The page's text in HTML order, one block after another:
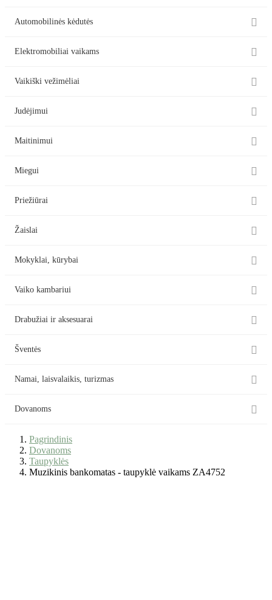
Automobilinės kėdutės 
Elektromobiliai vaikams 
Vaikiški vežimėliai 
Judėjimui 
Maitinimui 
Miegui 
Priežiūrai 
Žaislai 
Mokyklai, kūrybai 
Vaiko kambariui 
Drabužiai ir aksesuarai 
Šventės 
Namai, laisvalaikis, turizmas 
Dovanoms 
Pagrindinis
Dovanoms
Taupyklės
Muzikinis bankomatas - taupyklė vaikams ZA4752